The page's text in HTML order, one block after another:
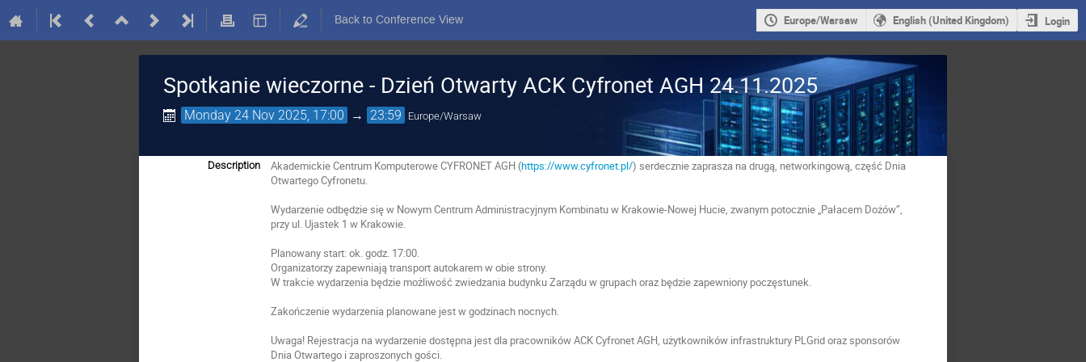
Back to Conference View Europe/Warsaw English (United Kingdom) Login
Spotkanie wieczorne - Dzień Otwarty ACK Cyfronet AGH 24.11.2025
Monday 24 Nov 2025, 17:00 → 23:59 Europe/Warsaw
Description Akademickie Centrum Komputerowe CYFRONET AGH (https://www.cyfronet.pl/) serdecznie zaprasza na drugą, networkingową, część Dnia
Otwartego Cyfronetu.
Wydarzenie odbędzie się w Nowym Centrum Administracyjnym Kombinatu w Krakowie-Nowej Hucie, zwanym potocznie „Pałacem Dożów”,
przy ul. Ujastek 1 w Krakowie.
Planowany start: ok. godz. 17:00.
Organizatorzy zapewniają transport autokarem w obie strony.
W trakcie wydarzenia będzie możliwość zwiedzania budynku Zarządu w grupach oraz będzie zapewniony poczęstunek.
Zakończenie wydarzenia planowane jest w godzinach nocnych.
Uwaga! Rejestracja na wydarzenie dostępna jest dla pracowników ACK Cyfronet AGH, użytkowników infrastruktury PLGrid oraz sponsorów
Dnia Otwartego i zaproszonych gości.